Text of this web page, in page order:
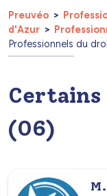
Preuvéo
d'Azur
Professionnels du
Certains
(06)